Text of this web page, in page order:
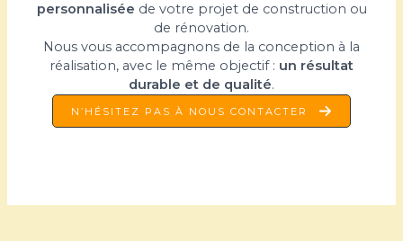
personnalisée de votre projet de construction ou
de rénovation.
Nous vous accompagnons de la conception à la
réalisation, avec le même objectif : un résultat
durable et de qualité.
N’HÉSITEZ PAS À NOUS CONTACTER